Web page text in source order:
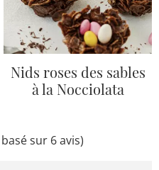
Nids roses des sables
à la Nocciolata
basé sur 6 avis)